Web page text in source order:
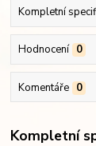
Kompletní
Hodnocení 0
Komentáře 0
Kompletní